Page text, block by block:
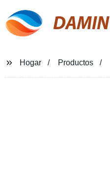
DAMIN
Hogar Productos